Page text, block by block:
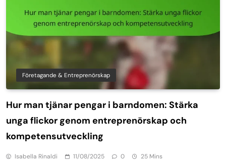
Företagande & Entreprenörskap
Hur man tjänar pengar i barndomen: Stärka
unga flickor genom entreprenörskap och
kompetensutveckling
Isabella Rinaldi 11/08/2025 0 25 Mins